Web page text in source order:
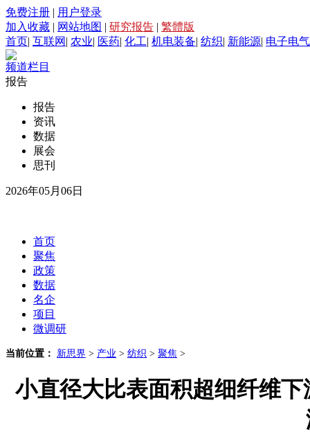
免费注册 | 用户登录
加入收藏 | 网站地图 | 研究报告 | 繁體版
首页| 互联网 | 农业| 医药| 化工| 机电装备| 纺织| 新能源| 电子电气
频道栏目
报告
报告
资讯
数据
展会
思刊
2026年05月06日
首页
聚焦
政策
数据
名企
项目
微调研
当前位置： 新思界 > 产业 > 纺织 > 聚焦 >
小直径大比表面积超细纤维